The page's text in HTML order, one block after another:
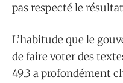
pas respecté le
L’habitude que le
de faire voter des
49.3 a profondément